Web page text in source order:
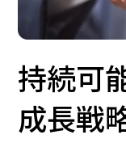
持続可
成長戦